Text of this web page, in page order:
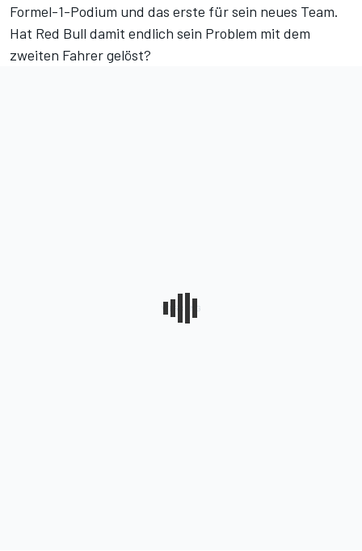
Formel-1-Podium und das erste für sein neues Team.
Hat Red Bull damit endlich sein Problem mit dem
zweiten Fahrer gelöst?